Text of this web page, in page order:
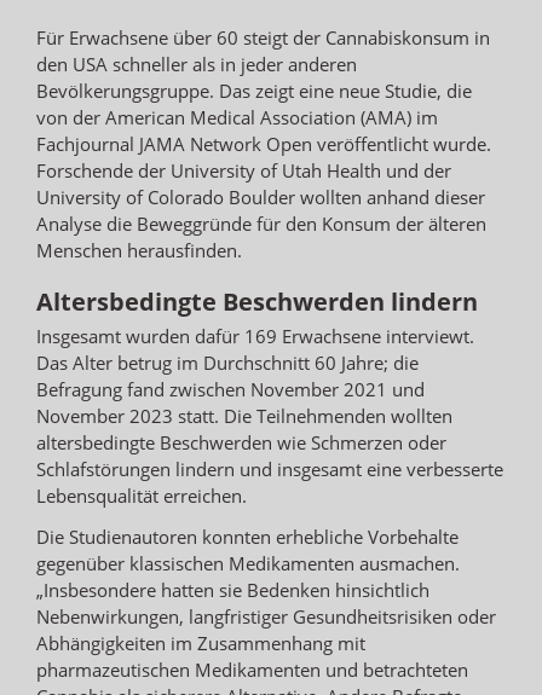
Für Erwachsene über 60 steigt der Cannabiskonsum in
den USA schneller als in jeder anderen
Bevölkerungsgruppe. Das zeigt eine neue Studie, die
von der American Medical Association (AMA) im
Fachjournal JAMA Network Open veröffentlicht wurde.
Forschende der University of Utah Health und der
University of Colorado Boulder wollten anhand dieser
Analyse die Beweggründe für den Konsum der älteren
Menschen herausfinden.
Altersbedingte Beschwerden lindern
Insgesamt wurden dafür 169 Erwachsene interviewt.
Das Alter betrug im Durchschnitt 60 Jahre; die
Befragung fand zwischen November 2021 und
November 2023 statt. Die Teilnehmenden wollten
altersbedingte Beschwerden wie Schmerzen oder
Schlafstörungen lindern und insgesamt eine verbesserte
Lebensqualität erreichen.
Die Studienautoren konnten erhebliche Vorbehalte
gegenüber klassischen Medikamenten ausmachen.
„Insbesondere hatten sie Bedenken hinsichtlich
Nebenwirkungen, langfristiger Gesundheitsrisiken oder
Abhängigkeiten im Zusammenhang mit
pharmazeutischen Medikamenten und betrachteten